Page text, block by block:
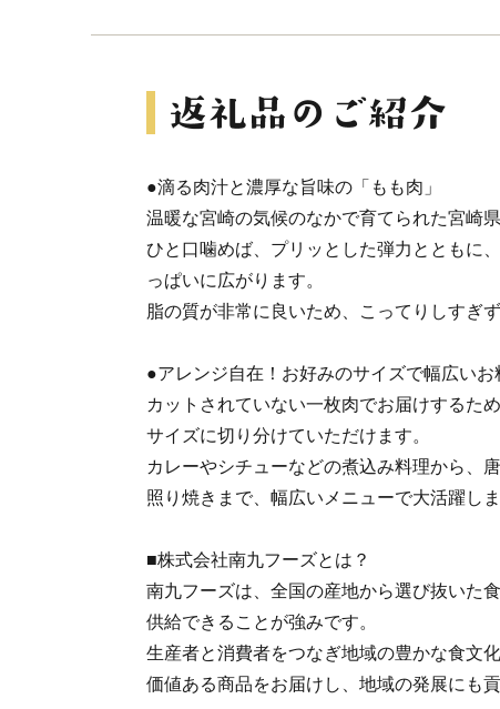
●滴る肉汁と濃厚な旨味の「もも肉」
温暖な宮崎の気候のなかで育てられた宮崎県
ひと口噛めば、プリッとした弾力とともに
っぱいに広がります。
脂の質が非常に良いため、こってりしすぎ
●アレンジ自在！お好みのサイズで幅広いお
カットされていない一枚肉でお届けするた
サイズに切り分けていただけます。
カレーやシチューなどの煮込み料理から、
照り焼きまで、幅広いメニューで大活躍しま
■株式会社南九フーズとは？
南九フーズは、全国の産地から選び抜いた
供給できることが強みです。
生産者と消費者をつなぎ地域の豊かな食文
価値ある商品をお届けし、地域の発展にも